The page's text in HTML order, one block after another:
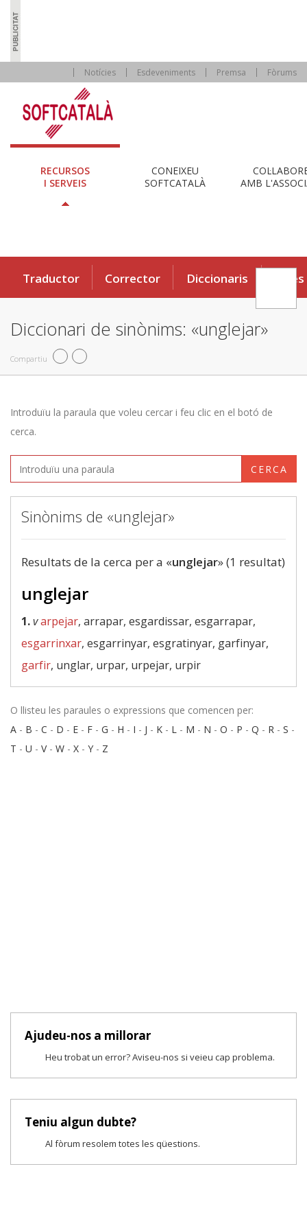
Notícies Esdeveniments Premsa Fòrums
RECURSOS
I SERVEIS
CONEIXEU
SOFTCATALÀ
AMB
Traductor Corrector Diccionaris Eines
Diccionari de sinònims: «unglejar»
Compartiu
Introduïu la paraula que voleu cercar i feu clic en el botó de
cerca.
CERCA
Sinònims de «unglejar»
Resultats de la cerca per a «unglejar» (1 resultat)
unglejar
1.varpejar, arrapar, esgardissar, esgarrapar,
esgarrinxar, esgarrinyar, esgratinyar, garfinyar,
garfir, unglar, urpar, urpejar, urpir
O llisteu les paraules o expressions que comencen per:
A - B - C - D - E - F - G - H - I - J - K - L - M - N - O - P - Q - R - S -
T - U - V- W - X - Y - Z
Ajudeu-nos a millorar
Heu trobat un error? Aviseu-nos si veieu cap problema.
Teniu algun dubte?
Al fòrum resolem totes les qüestions.